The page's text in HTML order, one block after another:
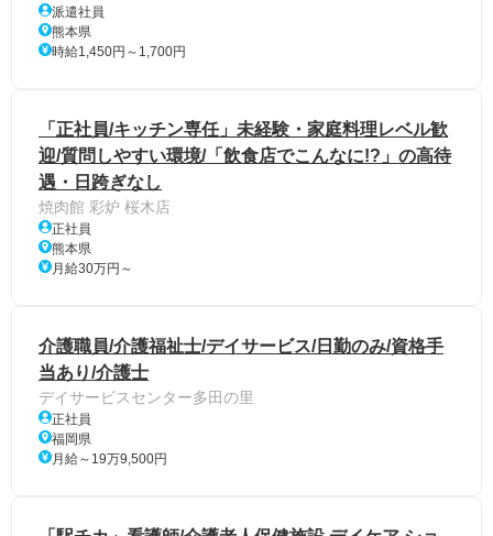
派遣社員
熊本県
時給1,450円～1,700円
「正社員/キッチン専任」未経験・家庭料理レベル歓
迎/質問しやすい環境/「飲食店でこんなに!?」の高待
遇・日跨ぎなし
焼肉館 彩炉 桜木店
正社員
熊本県
月給30万円～
介護職員/介護福祉士/デイサービス/日勤のみ/資格手
当あり/介護士
デイサービスセンター多田の里
正社員
福岡県
月給～19万9,500円